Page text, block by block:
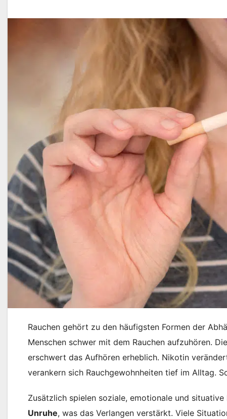
Rauchen gehört zu den häufigsten Formen der
Menschen schwer mit dem Rauchen aufzuhören.
erschwert das Aufhören erheblich. Nikotin
verankern sich Rauchgewohnheiten tief im Alltag.
Zusätzlich spielen soziale, emotionale und
Unruhe, was das Verlangen verstärkt. Viele